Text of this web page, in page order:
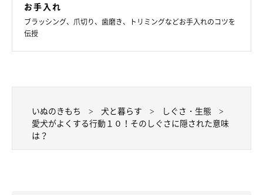
お手入れ
ブラッシング、爪切り、歯磨き、トリミングなどお手入れのコツを
伝授
いぬのきもち 犬と暮らす
しぐさ・生態
愛犬がよくする行動１０！そのしぐさに隠された意味
は？